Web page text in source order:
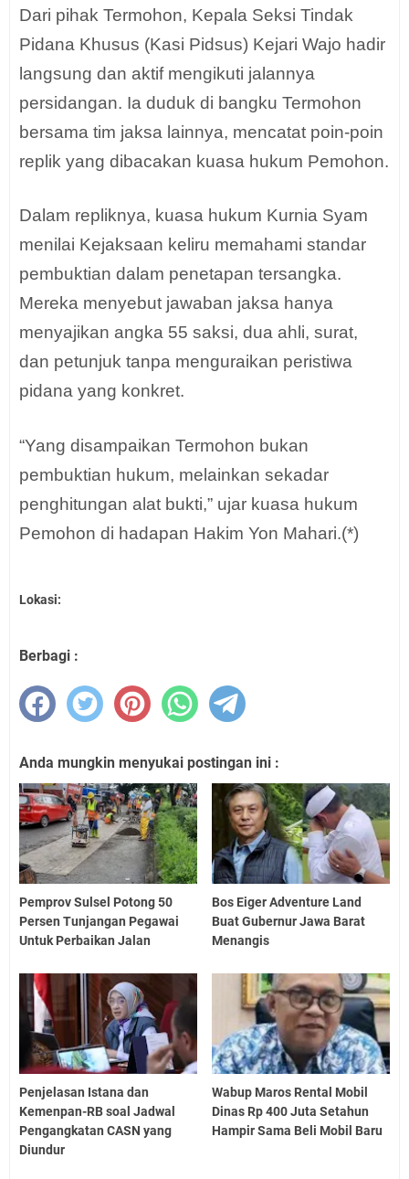
Dari pihak Termohon, Kepala Seksi Tindak
Pidana Khusus (Kasi Pidsus) Kejari Wajo hadir
langsung dan aktif mengikuti jalannya
persidangan. Ia duduk di bangku Termohon
bersama tim jaksa lainnya, mencatat poin-poin
replik yang dibacakan kuasa hukum Pemohon.
Dalam repliknya, kuasa hukum Kurnia Syam
menilai Kejaksaan keliru memahami standar
pembuktian dalam penetapan tersangka.
Mereka menyebut jawaban jaksa hanya
menyajikan angka 55 saksi, dua ahli, surat,
dan petunjuk tanpa menguraikan peristiwa
pidana yang konkret.
“Yang disampaikan Termohon bukan
pembuktian hukum, melainkan sekadar
penghitungan alat bukti,” ujar kuasa hukum
Pemohon di hadapan Hakim Yon Mahari.(*)
Lokasi:
Berbagi :
Anda mungkin menyukai postingan ini :
Pemprov Sulsel Potong 50
Persen Tunjangan Pegawai
Untuk Perbaikan Jalan
Bos Eiger Adventure Land
Buat Gubernur Jawa Barat
Menangis
Penjelasan Istana dan
Kemenpan-RB soal Jadwal
Pengangkatan CASN yang
Diundur
Wabup Maros Rental Mobil
Dinas Rp 400 Juta Setahun
Hampir Sama Beli Mobil Baru